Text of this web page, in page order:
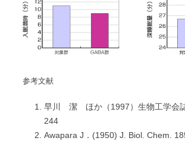
参考文献
早川 潔 ほか（1997）生物工学
244
Awapara J．(1950) J. Biol. Chem.